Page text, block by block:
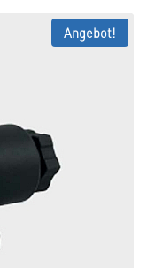
Angebot!